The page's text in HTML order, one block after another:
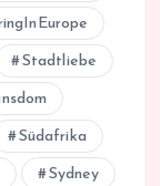
Stadtliebe
Südafrika
Sydney